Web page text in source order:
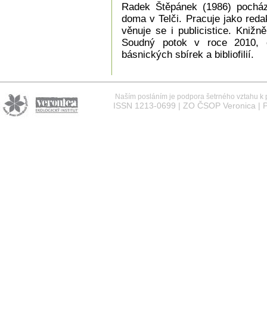
Radek Štěpánek (1986)
doma v Telči. Pracuje jako
věnuje se i publicistice.
Soudný potok v roce
básnických sbírek a bibliofilií.
Naším posláním je podpora šetrného vztahu
ISSN 1213-0699 | ZO ČSOP Veronica |